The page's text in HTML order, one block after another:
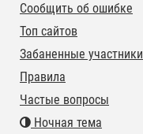
Сообщить об ошибке
Топ сайтов
Забаненные участники
Правила
Частые вопросы
Ночная тема